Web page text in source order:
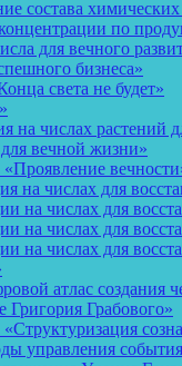
состава
по
для вечного
бизнеса»
света не будет»
на числах растений
вечной жизни»
на числах для
на числах для
на числах для
на числах для
атлас создания
Григория Грабового»
управления